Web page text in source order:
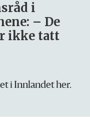
i
– De
ikke tatt
i Innlandet her.